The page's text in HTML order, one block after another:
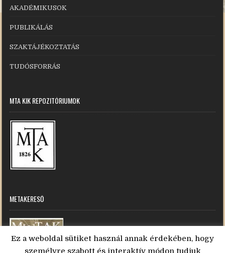
AKADÉMIKUSOK
PUBLIKÁLÁS
SZAKTÁJÉKOZTATÁS
TUDÓSFORRÁS
MTA KIK REPOZITÓRIUMOK
METAKERESŐ
Ez a weboldal sütiket használ annak érdekében, hogy
személyre szabott és interaktív módon tudjuk